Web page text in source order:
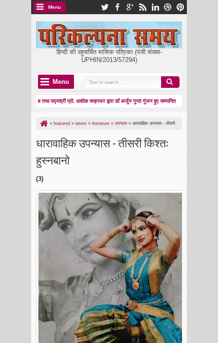
Menu
हिन्दी की वहुचर्चित मासिक पत्रिका (पंजी.संख्या-
UPHIN/2013/57294)
Menu
निशंक तथा पद्मश्री प्रो. अशोक चक्रधर द्वारा डॉ अर्जुन गुप्ता गुंजन हुए सम्मानित 01:34 AM
» featured » latest » literature » उपन्यास » धारावाहिक उपन्यास - तीसरी
धारावाहिक उपन्यास - तीसरी किश्त:
हुस्नबानो
(3)